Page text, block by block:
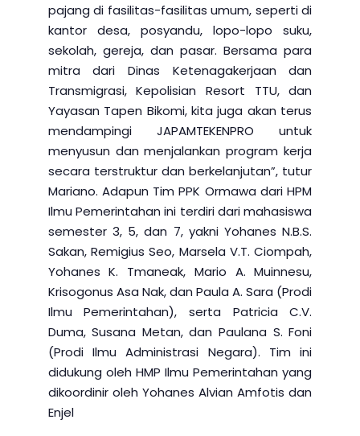
pajang di fasilitas-fasilitas umum, seperti di
kantor desa, posyandu, lopo-lopo suku,
sekolah, gereja, dan pasar. Bersama para
mitra dari Dinas Ketenagakerjaan dan
Transmigrasi, Kepolisian Resort TTU, dan
Yayasan Tapen Bikomi, kita juga akan terus
mendampingi JAPAMTEKENPRO untuk
menyusun dan menjalankan program kerja
secara terstruktur dan berkelanjutan”, tutur
Mariano. Adapun Tim PPK Ormawa dari HPM
Ilmu Pemerintahan ini terdiri dari mahasiswa
semester 3, 5, dan 7, yakni Yohanes N.B.S.
Sakan, Remigius Seo, Marsela V.T. Ciompah,
Yohanes K. Tmaneak, Mario A. Muinnesu,
Krisogonus Asa Nak, dan Paula A. Sara (Prodi
Ilmu Pemerintahan), serta Patricia C.V.
Duma, Susana Metan, dan Paulana S. Foni
(Prodi Ilmu Administrasi Negara). Tim ini
didukung oleh HMP Ilmu Pemerintahan yang
dikoordinir oleh Yohanes Alvian Amfotis dan
Enjel